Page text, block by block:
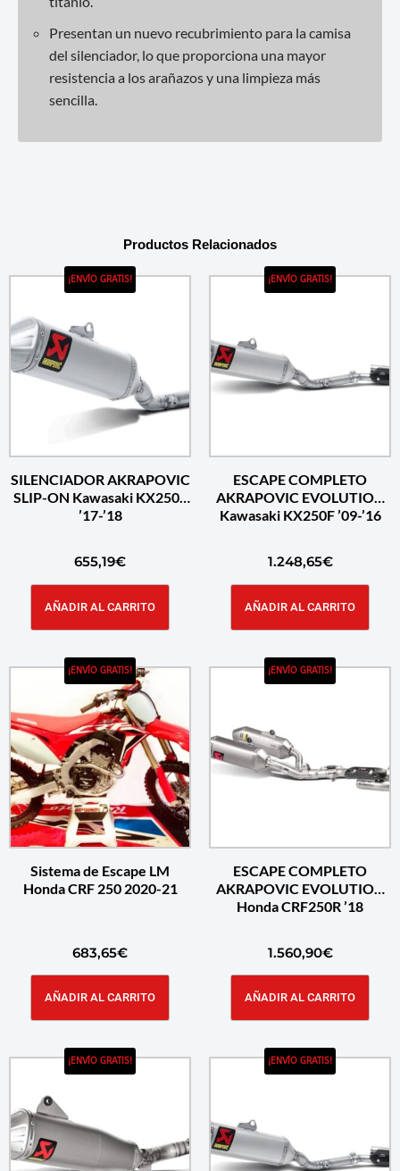
Presentan un nuevo recubrimiento para la camisa
del silenciador, lo que proporciona una mayor
resistencia a los arañazos y una limpieza más
sencilla.
Productos Relacionados
¡ENVÍO GRATIS!
SILENCIADOR AKRAPOVIC
SLIP-ON Kawasaki KX250F
’17-’18
655,19€
AÑADIR AL CARRITO
¡ENVÍO GRATIS!
ESCAPE COMPLETO
AKRAPOVIC EVOLUTION
Kawasaki KX250F ’09-’16
1.248,65€
AÑADIR AL CARRITO
¡ENVÍO GRATIS!
Sistema de Escape LM
Honda CRF 250 2020-21
683,65€
AÑADIR AL CARRITO
¡ENVÍO GRATIS!
ESCAPE COMPLETO
AKRAPOVIC EVOLUTION
Honda CRF250R ’18
1.560,90€
AÑADIR AL CARRITO
¡ENVÍO GRATIS! ¡ENVÍO GRATIS!